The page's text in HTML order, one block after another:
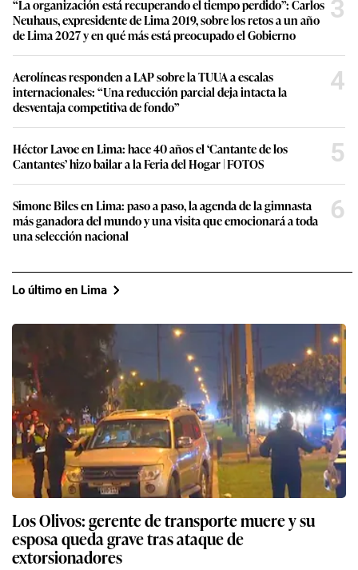
“La organización está recuperando el tiempo perdido”: Carlos
Neuhaus, expresidente de Lima 2019, sobre los retos a un año
de Lima 2027 y en qué más está preocupado el Gobierno
3
Aerolíneas responden a LAP sobre la TUUA a escalas
internacionales: “Una reducción parcial deja intacta la
desventaja competitiva de fondo”
4
Héctor Lavoe en Lima: hace 40 años el ‘Cantante de los
Cantantes’ hizo bailar a la Feria del Hogar | FOTOS
5
Simone Biles en Lima: paso a paso, la agenda de la gimnasta
más ganadora del mundo y una visita que emocionará a toda
una selección nacional
6
Lo último en Lima
Los Olivos: gerente de transporte muere y su
esposa queda grave tras ataque de
extorsionadores